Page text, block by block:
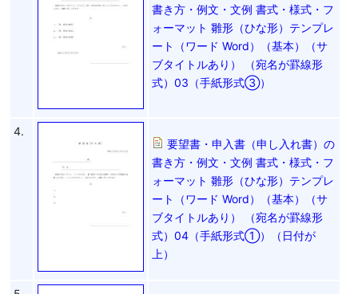
書き方・例文・文例 書式・様式・フ
ォーマット 雛形（ひな形）テンプレ
ート（ワード Word）（基本）（サ
ブタイトルあり） （宛名が罫線形
式）03（手紙形式③）
4.
要望書・申入書（申し入れ書）の
書き方・例文・文例 書式・様式・フ
ォーマット 雛形（ひな形）テンプレ
ート（ワード Word）（基本）（サ
ブタイトルあり） （宛名が罫線形
式）04（手紙形式①）（日付が
上）